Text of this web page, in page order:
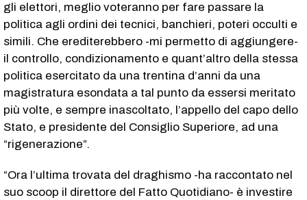
gli elettori, meglio voteranno per fare passare la
politica agli ordini dei tecnici, banchieri, poteri occulti e
simili. Che erediterebbero -mi permetto di aggiungere-
il controllo, condizionamento e quant’altro della stessa
politica esercitato da una trentina d’anni da una
magistratura esondata a tal punto da essersi meritato
più volte, e sempre inascoltato, l’appello del capo dello
Stato, e presidente del Consiglio Superiore, ad una
“rigenerazione”.
“Ora l’ultima trovata del draghismo -ha raccontato nel
suo scoop il direttore del Fatto Quotidiano- è investire